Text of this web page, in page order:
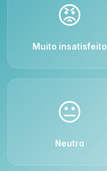
😡
Muito insatisfeito
😐
Neutro